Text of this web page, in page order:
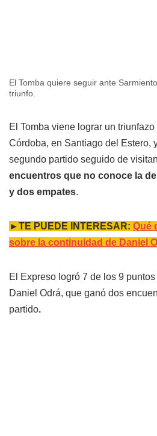
El Tomba quiere seguir ante
triunfo.
El Tomba viene lograr un triunfazo
Córdoba, en Santiago del Estero,
segundo partido seguido de
encuentros que no conoce la
y dos empates.
►TE PUEDE INTERESAR: Qué
sobre la continuidad de Daniel
El Expreso logró 7 de los 9
Daniel Odrá, que ganó dos
partido.